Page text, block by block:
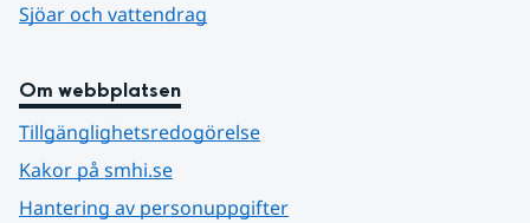
Sjöar och vattendrag
Om webbplatsen
Tillgänglighetsredogörelse
Kakor på smhi.se
Hantering av personuppgifter